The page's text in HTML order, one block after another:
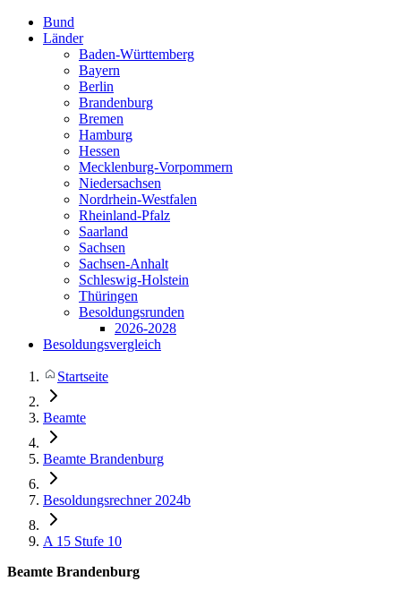
Bund
Länder
Baden-Württemberg
Bayern
Berlin
Brandenburg
Bremen
Hamburg
Hessen
Mecklenburg-Vorpommern
Niedersachsen
Nordrhein-Westfalen
Rheinland-Pfalz
Saarland
Sachsen
Sachsen-Anhalt
Schleswig-Holstein
Thüringen
Besoldungsrunden
2026-2028
Besoldungsvergleich
Startseite
Beamte
Beamte Brandenburg
Besoldungsrechner 2024b
A 15 Stufe 10
Beamte Brandenburg